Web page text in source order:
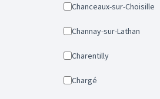
Chanceaux-sur-Choisille
Channay-sur-Lathan
Charentilly
Chargé